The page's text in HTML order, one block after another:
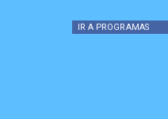
IR A PROGRAMAS